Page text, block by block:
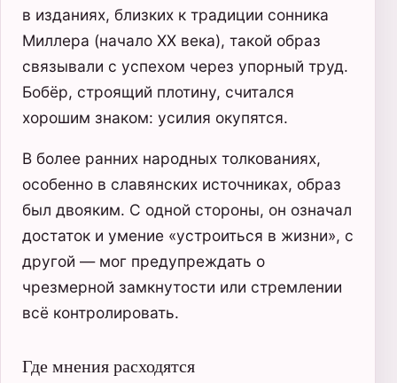
в изданиях, близких к традиции сонника
Миллера (начало XX века), такой образ
связывали с успехом через упорный труд.
Бобёр, строящий плотину, считался
хорошим знаком: усилия окупятся.
В более ранних народных толкованиях,
особенно в славянских источниках, образ
был двояким. С одной стороны, он означал
достаток и умение «устроиться в жизни», с
другой — мог предупреждать о
чрезмерной замкнутости или стремлении
всё контролировать.
Где мнения расходятся